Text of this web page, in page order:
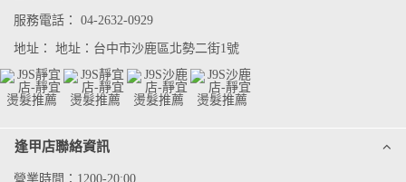
服務電話：04-2632-0929
地址：地址：台中市沙鹿區北勢二街1號
逢甲店聯絡資訊
營業時間：1200-20:00